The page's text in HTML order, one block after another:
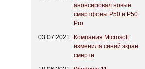
анонсировал новые
смартфоны P50 и P50
Pro
03.07.2021
Компания Microsoft
изменила синий экран
смерти